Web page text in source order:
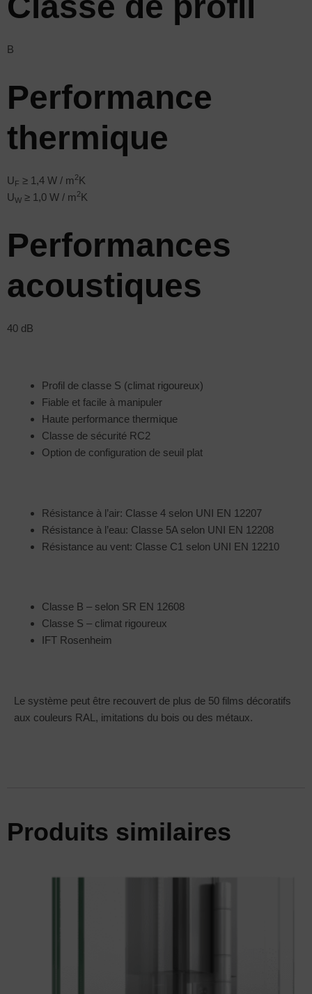
B
Performance
thermique
UF ≥ 1,4 W / m2K
UW ≥ 1,0 W / m2K
Performances
acoustiques
40 dB
Profil de classe S (climat rigoureux)
Fiable et facile à manipuler
Haute performance thermique
Classe de sécurité RC2
Option de configuration de seuil plat
Résistance à l’air: Classe 4 selon UNI EN 12207
Résistance à l’eau: Classe 5A selon UNI EN 12208
Résistance au vent: Classe C1 selon UNI EN 12210
Classe B – selon SR EN 12608
Classe S – climat rigoureux
IFT Rosenheim
Le système peut être recouvert de plus de 50 films décoratifs
aux couleurs RAL, imitations du bois ou des métaux.
Produits similaires